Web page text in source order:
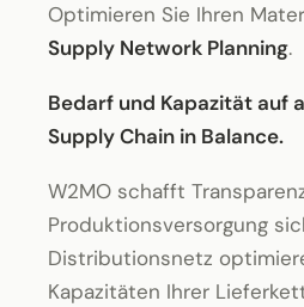
Optimieren Sie Ihren
Supply Network Planning.
Bedarf und Kapazität auf
Supply Chain in Balance.
W2MO schafft
Produktions­versorgung
Distributionsnetz
Kapazitäten Ihrer